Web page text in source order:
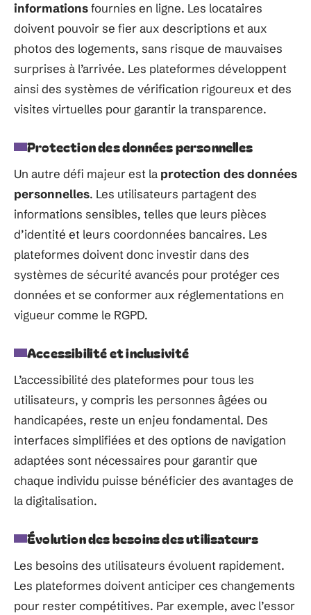
informationsfournies en ligne. Les locataires
doivent pouvoir se fier aux descriptions et aux
photos des logements, sans risque de mauvaises
surprises à l’arrivée. Les plateformes développent
ainsi des systèmes de vérification rigoureux et des
visites virtuelles pour garantir la transparence.
Protection des données personnelles
Un autre défi majeur est la protection des données
personnelles. Les utilisateurs partagent des
informations sensibles, telles que leurs pièces
d’identité et leurs coordonnées bancaires. Les
plateformes doivent donc investir dans des
systèmes de sécurité avancés pour protéger ces
données et se conformer aux réglementations en
vigueur comme le RGPD.
Accessibilité et inclusivité
L’accessibilité des plateformes pour tous les
utilisateurs, y compris les personnes âgées ou
handicapées, reste un enjeu fondamental. Des
interfaces simplifiées et des options de navigation
adaptées sont nécessaires pour garantir que
chaque individu puisse bénéficier des avantages de
la digitalisation.
Évolution des besoins des utilisateurs
Les besoins des utilisateurs évoluent rapidement.
Les plateformes doivent anticiper ces changements
pour rester compétitives. Par exemple, avec l’essor